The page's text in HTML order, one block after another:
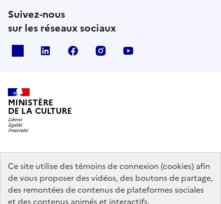
Ce site utilise des témoins de connexion (cookies) afin
de vous proposer des vidéos, des boutons de partage,
des remontées de contenus de plateformes sociales
et des contenus animés et interactifs.
Suivez-nous
sur les réseaux sociaux
linkedin facebook instagram
MINISTÈRE
DE LA CULTURE
data.gouv.fr legifrance.gouv.fr
info.gouv.fr
service-public.gouv.fr